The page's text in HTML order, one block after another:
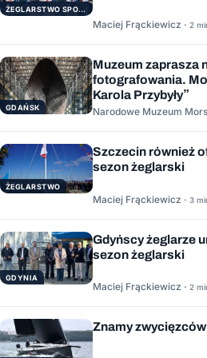
ŻEGLARSTWO SPORTOWE
Maciej Frąckiewicz · 2
GDAŃSK
Muzeum zaprasza
fotografowania.
Karola Przybyły”
Narodowe Muzeum
ŻEGLARSTWO
Szczecin również
sezon żeglarski
Maciej Frąckiewicz · 3
GDYNIA
Gdyńscy żeglarze
sezon żeglarski
Maciej Frąckiewicz · 2
Znamy